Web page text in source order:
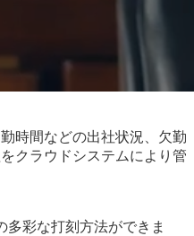
時間などの出社状況、欠勤
クラウドシステムにより管
多彩な打刻方法ができま